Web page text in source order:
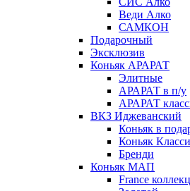
Веди Алко
САМКОН
Подарочный
Эксклюзив
Коньяк АРАРАТ
Элитные
АРАРАТ в п/у
АРАРАТ
ВКЗ Иджеванский
Коньяк в
Коньяк
Бренди
Коньяк МАП
France